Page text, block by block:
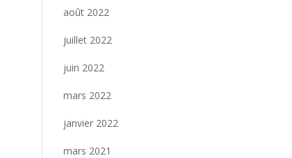
août 2022
juillet 2022
juin 2022
mars 2022
janvier 2022
mars 2021